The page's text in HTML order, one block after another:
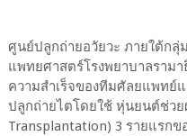
ศูนย์ปลูกถ่ายอวัยวะ ภายใต้กลุ่
แพทยศาสตร์โรงพยาบาลราม
ความสำเร็จของทีมศัลยแพทย์
ปลูกถ่ายไตโดยใช้ หุ่นยนต์ช่วย
Transplantation) 3 รายแรกข